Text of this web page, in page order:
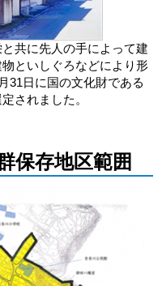
共に先人の手によって建
といしぐろなどにより形
31日に国の文化財である
されました。
保存地区範囲